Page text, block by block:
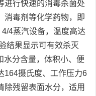
进行快速的消毒杀菌处
消毒剂等化学药物，即
4蒸汽设备，温度高达
结果显示可有效杀灭
水分含量，体积小、便
164摄氏度、工作压力6
除残留表面水分，适用